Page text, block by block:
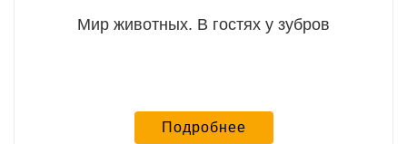
Мир животных. В гостях у зубров
Подробнее